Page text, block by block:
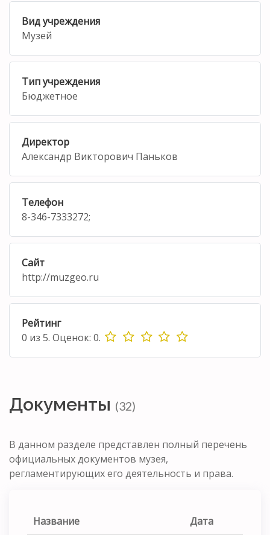
Вид учреждения
Музей
Тип учреждения
Бюджетное
Директор
Александр Викторович Паньков
Телефон
8-346-7333272;
Сайт
http://muzgeo.ru
Рейтинг
0 из 5. Оценок: 0.
Документы (32)
В данном разделе представлен полный перечень
официальных документов музея,
регламентирующих его деятельность и права.
Название Дата